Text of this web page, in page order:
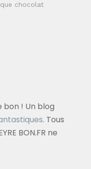
chocolat
bon ! Un blog
. Tous
BON.FR ne